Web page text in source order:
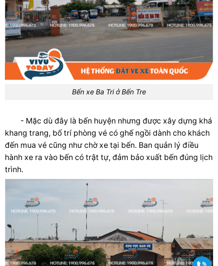
Bến xe Ba Tri ở Bến Tre
- Mặc dù đây là bến huyện nhưng được xây dựng khá
khang trang, bố trí phòng vé có ghế ngồi dành cho khách
đến mua vé cũng như chờ xe tại bến. Ban quản lý điều
hành xe ra vào bến có trật tự, đảm bảo xuất bến đúng lịch
trình.